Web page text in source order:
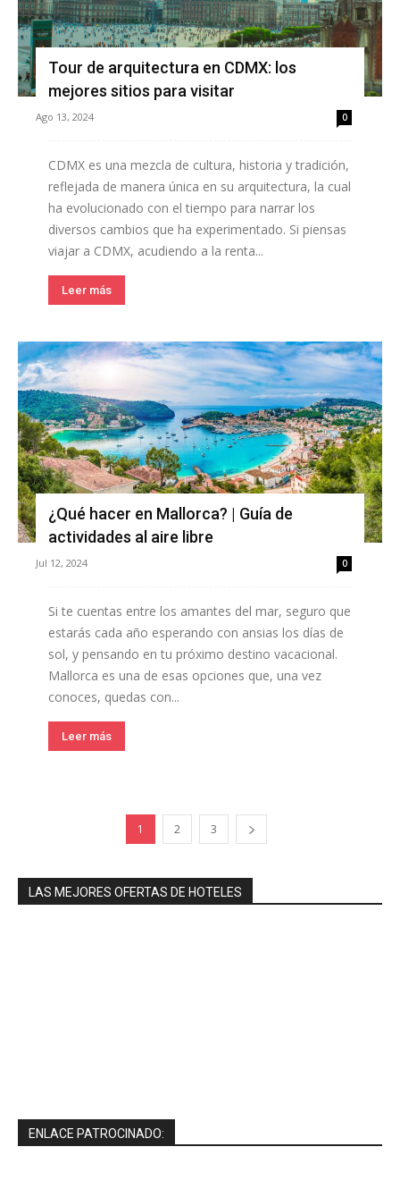
Tour de arquitectura en CDMX: los
mejores sitios para visitar
Ago 13, 2024 0
CDMX es una mezcla de cultura, historia y tradición,
reflejada de manera única en su arquitectura, la cual
ha evolucionado con el tiempo para narrar los
diversos cambios que ha experimentado. Si piensas
viajar a CDMX, acudiendo a la renta...
Leer más
¿Qué hacer en Mallorca? | Guía de
actividades al aire libre
Jul 12, 2024 0
Si te cuentas entre los amantes del mar, seguro que
estarás cada año esperando con ansias los días de
sol, y pensando en tu próximo destino vacacional.
Mallorca es una de esas opciones que, una vez
conoces, quedas con...
Leer más
1 2 3
LAS MEJORES OFERTAS DE HOTELES
ENLACE PATROCINADO: